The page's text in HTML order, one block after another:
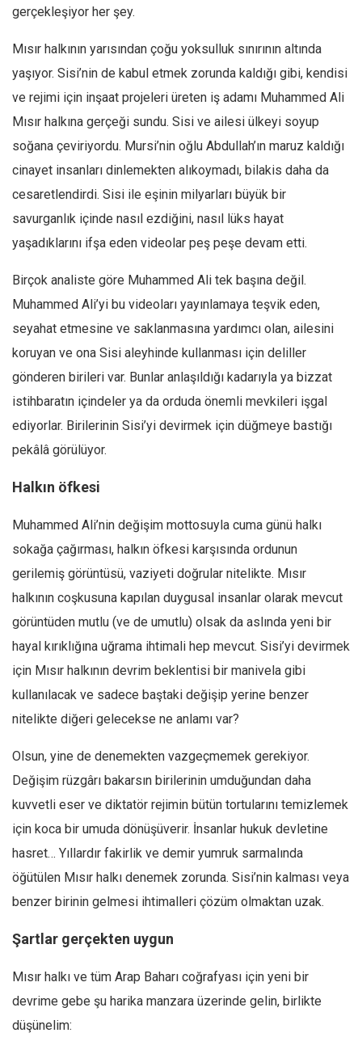
Spor
Manzara
Sağlık
Gıda-Beslenme
Hayat
Türkiye
Siyaset
Dünya
Avrupa
Asya
Afrika
İslam Dünyası
Amerika
Avustralya
Dosyalar
gerçekleşiyor her şey.
Mısır halkının yarısından çoğu yoksulluk sınırının altında
yaşıyor. Sisi’nin de kabul etmek zorunda kaldığı gibi, kendisi
ve rejimi için inşaat projeleri üreten iş adamı Muhammed Ali
Mısır halkına gerçeği sundu. Sisi ve ailesi ülkeyi soyup
soğana çeviriyordu. Mursi’nin oğlu Abdullah’ın maruz kaldığı
cinayet insanları dinlemekten alıkoymadı, bilakis daha da
cesaretlendirdi. Sisi ile eşinin milyarları büyük bir
savurganlık içinde nasıl ezdiğini, nasıl lüks hayat
yaşadıklarını ifşa eden videolar peş peşe devam etti.
Birçok analiste göre Muhammed Ali tek başına değil.
Muhammed Ali’yi bu videoları yayınlamaya teşvik eden,
seyahat etmesine ve saklanmasına yardımcı olan, ailesini
koruyan ve ona Sisi aleyhinde kullanması için deliller
gönderen birileri var. Bunlar anlaşıldığı kadarıyla ya bizzat
istihbaratın içindeler ya da orduda önemli mevkileri işgal
ediyorlar. Birilerinin Sisi’yi devirmek için düğmeye bastığı
pekâlâ görülüyor.
Halkın öfkesi
Muhammed Ali’nin değişim mottosuyla cuma günü halkı
sokağa çağırması, halkın öfkesi karşısında ordunun
gerilemiş görüntüsü, vaziyeti doğrular nitelikte. Mısır
halkının coşkusuna kapılan duygusal insanlar olarak mevcut
görüntüden mutlu (ve de umutlu) olsak da aslında yeni bir
hayal kırıklığına uğrama ihtimali hep mevcut. Sisi’yi devirmek
için Mısır halkının devrim beklentisi bir manivela gibi
kullanılacak ve sadece baştaki değişip yerine benzer
nitelikte diğeri gelecekse ne anlamı var?
Olsun, yine de denemekten vazgeçmemek gerekiyor.
Değişim rüzgârı bakarsın birilerinin umduğundan daha
kuvvetli eser ve diktatör rejimin bütün tortularını temizlemek
için koca bir umuda dönüşüverir. İnsanlar hukuk devletine
hasret… Yıllardır fakirlik ve demir yumruk sarmalında
öğütülen Mısır halkı denemek zorunda. Sisi’nin kalması veya
benzer birinin gelmesi ihtimalleri çözüm olmaktan uzak.
Şartlar gerçekten uygun
Mısır halkı ve tüm Arap Baharı coğrafyası için yeni bir
devrime gebe şu harika manzara üzerinde gelin, birlikte
düşünelim: